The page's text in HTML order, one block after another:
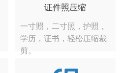
证件照压缩
一寸照，二寸照，护照，
学历，证书，轻松压缩裁
剪。